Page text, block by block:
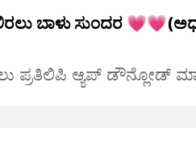
ಬಾಳು ಸುಂದರ
ಪ್ರತಿಲಿಪಿ ಆ್ಯಪ್ ಡೌನ್ಲೋಡ್